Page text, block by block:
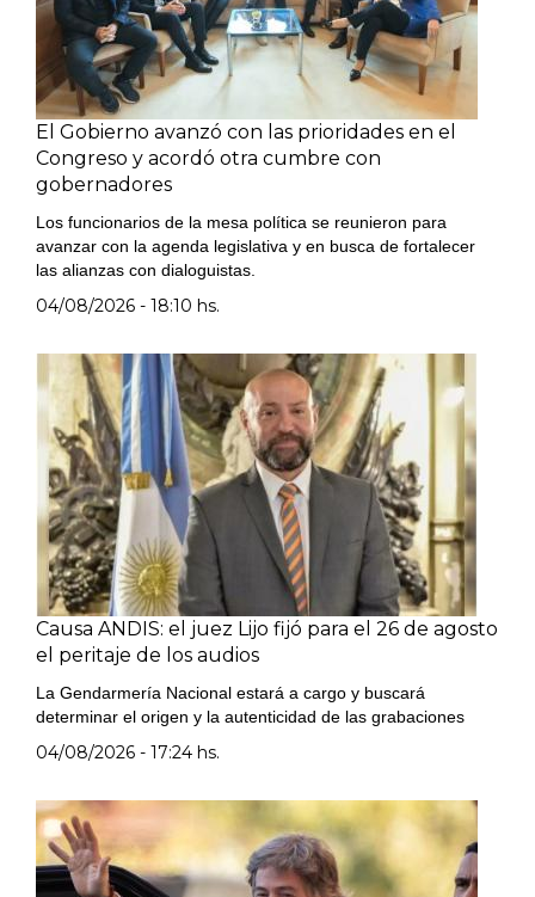
El Gobierno avanzó con las prioridades en el
Congreso y acordó otra cumbre con
gobernadores
Los funcionarios de la mesa política se reunieron para
avanzar con la agenda legislativa y en busca de fortalecer
las alianzas con dialoguistas.
04/08/2026 - 18:10 hs.
Causa ANDIS: el juez Lijo fijó para el 26 de agosto
el peritaje de los audios
La Gendarmería Nacional estará a cargo y buscará
determinar el origen y la autenticidad de las grabaciones
04/08/2026 - 17:24 hs.